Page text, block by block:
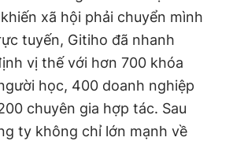
trực: Hải Thành
Hiếu Dũng
Việt Hưng
Đức Trung
110/GP - BTTTT cấp ngày 24.3.2020
thuộc về Báo Thanh Niên. Cấm sao
nếu không có sự chấp thuận bằng văn
Technologies, JSC.
xã hội phải chuyển mình
tuyến, Gitiho đã nhanh
vị thế với hơn 700 khóa
học, 400 doanh nghiệp
chuyên gia hợp tác. Sau
ty không chỉ lớn mạnh về